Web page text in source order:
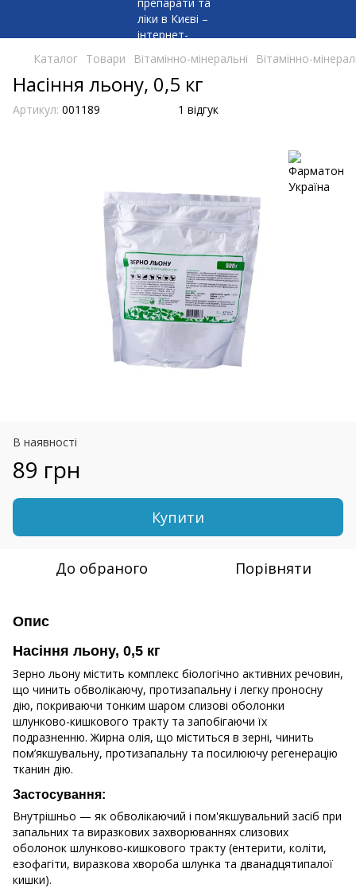
Каталог Товари Вітамінно-мінеральні Вітамінно-
Насіння льону, 0,5 кг
Артикул: 001189 1 відгук
В наявності
89 грн
Купити
До обраного Порівняти
Опис
Насіння льону, 0,5 кг
Зерно льону містить комплекс біологічно активних речовин,
що чинить обволікаючу, протизапальну і легку проносну
дію, покриваючи тонким шаром слизові оболонки
шлунково-кишкового тракту та запобігаючи їх
подразненню. Жирна олія, що міститься в зерні, чинить
пом’якшувальну, протизапальну та посилюючу регенерацію
тканин дію.
Застосування:
Внутрішньо — як обволікаючий і пом'якшувальний засіб при
запальних та виразкових захворюваннях слизових
оболонок шлунково-кишкового тракту (ентерити, коліти,
езофагіти, виразкова хвороба шлунка та дванадцятипалої
кишки).